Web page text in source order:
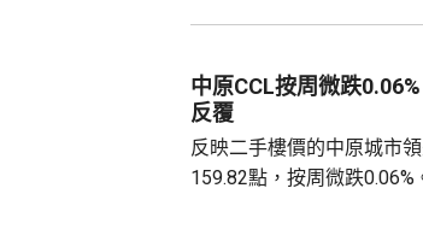
港增加黃金存儲，預料趨勢持續。
動試運行的黃金清算系統
中原CCL按周微跌
反覆
反映二手樓價的中原城市
159.82點，按周微跌0.06%。 中原地產研究